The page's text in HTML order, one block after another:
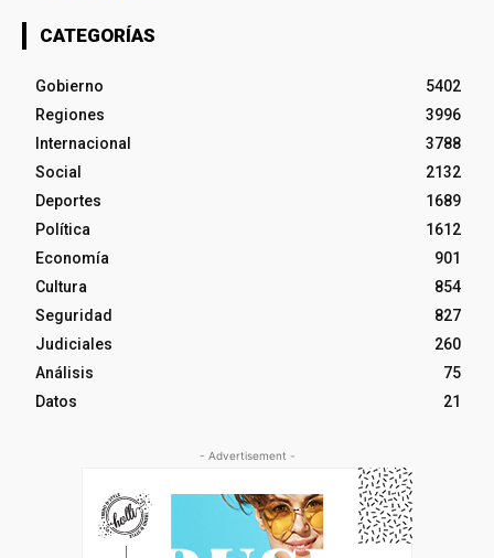
CATEGORÍAS
Gobierno
5402
Regiones
3996
Internacional
3788
Social
2132
Deportes
1689
Política
1612
Economía
901
Cultura
854
Seguridad
827
Judiciales
260
Análisis
75
Datos
21
- Advertisement -